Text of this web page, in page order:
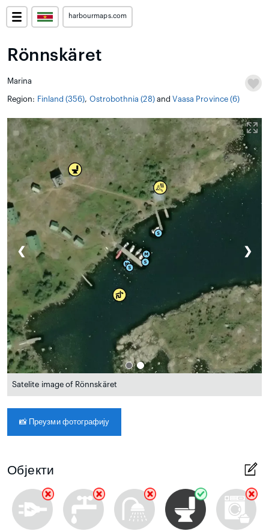
harbourmaps.com
Rönnskäret
Marina
Region: Finland (356), Ostrobothnia (28)and Vaasa Province (6)
❮ ❯
Satelite image of Rönnskäret
📸 Преузми фотографију
Објекти